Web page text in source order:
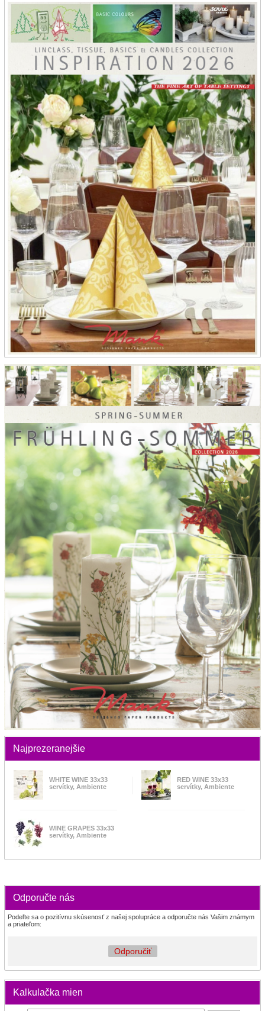
Najprezeranejšie
WHITE WINE 33x33
servítky, Ambiente
RED WINE 33x33
servítky, Ambiente
WINE GRAPES 33x33
servítky, Ambiente
Odporučte nás
Podeľte sa o pozitívnu skúsenosť z našej spolupráce a odporučte nás Vašim známym
a priateľom:
Odporučiť
Kalkulačka mien